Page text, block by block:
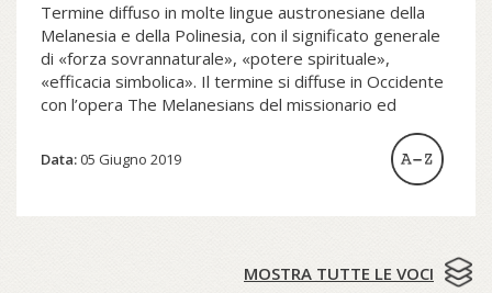
Termine diffuso in molte lingue austronesiane della
Melanesia e della Polinesia, con il significato generale
di «forza sovrannaturale», «potere spirituale»,
«efficacia simbolica». Il termine si diffuse in Occidente
con l’opera The Melanesians del missionario ed
Data:05 Giugno 2019
MOSTRA TUTTE LE VOCI